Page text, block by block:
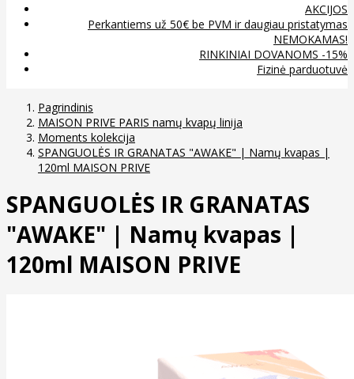
AKCIJOS
Perkantiems už 50€ be PVM ir daugiau pristatymas
NEMOKAMAS!
RINKINIAI DOVANOMS -15%
Fizinė parduotuvė
Pagrindinis
MAISON PRIVE PARIS namų kvapų linija
Moments kolekcija
SPANGUOLĖS IR GRANATAS "AWAKE" | Namų kvapas |
120ml MAISON PRIVE
SPANGUOLĖS IR GRANATAS
"AWAKE" | Namų kvapas |
120ml MAISON PRIVE